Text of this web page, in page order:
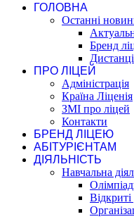
ГОЛОВНА
Останні
Бренд
ПРО ЛІЦЕЙ
Адміністрація
Країна Ліценія
ЗМІ про ліцей
Контакти
БРЕНД ЛІЦЕЮ
АБІТУРІЄНТАМ
ДІЯЛЬНІСТЬ
Навчальна